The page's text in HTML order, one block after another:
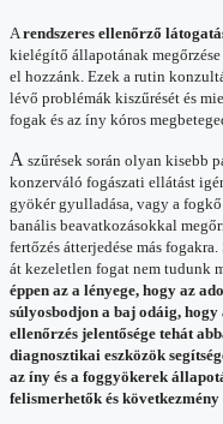
A rendszeres ellenőrző
kielégítő állapotának
el hozzánk. Ezek a rutin
lévő problémák kiszűrését és
fogak és az íny kóros
A szűrések során olyan kisebb
konzerváló fogászati ellátást
gyökér gyulladása, vagy a
banális beavatkozásokkal
fertőzés átterjedése más
át kezeletlen fogat nem tudunk
éppen az a lényege, hogy az
súlyosbodjon a baj odáig,
ellenőrzés jelentősége tehát
diagnosztikai eszközök
az íny és a foggyökerek
felismerhetők és